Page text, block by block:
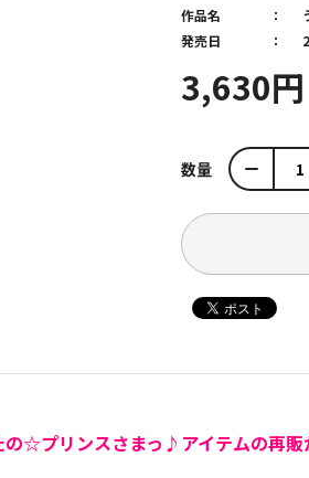
3,630円
作品名
発売日
数量
☆プリンスさまっ♪アイテムの再販